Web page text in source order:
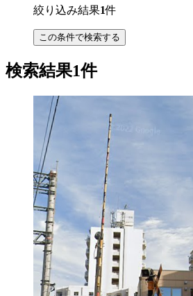
絞り込み結果1件
検索結果1件